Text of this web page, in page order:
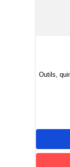
Outils,